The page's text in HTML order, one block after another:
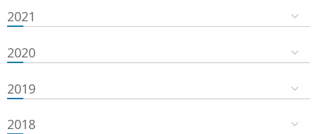
2021
2020
2019
2018